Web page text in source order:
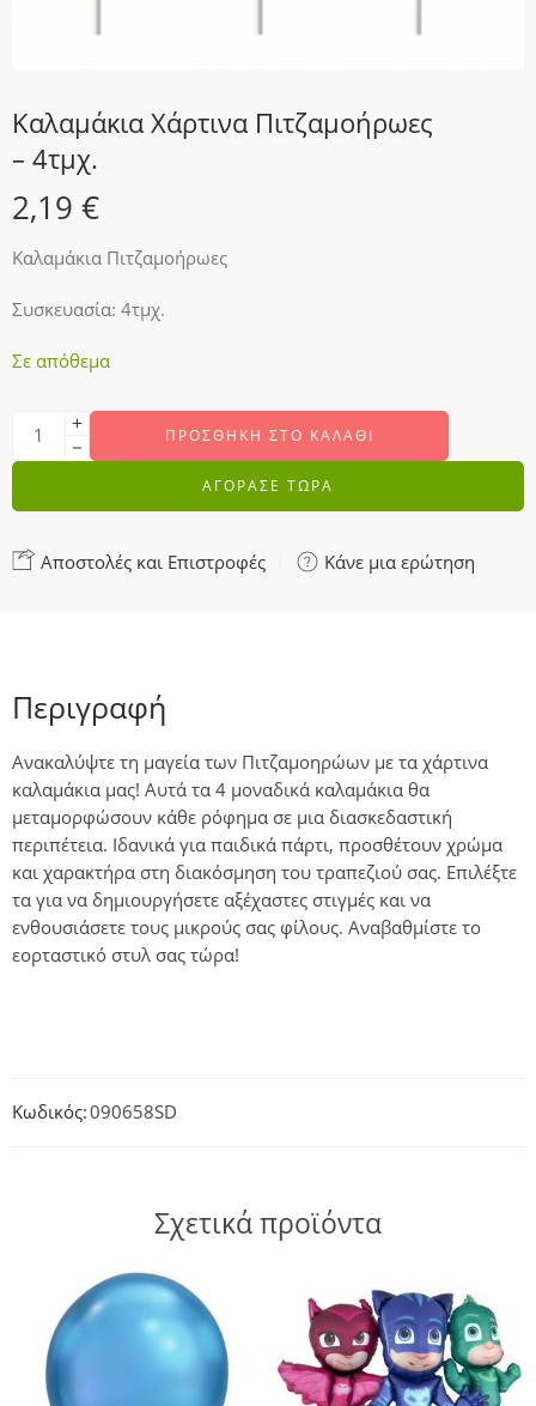
Καλαμάκια Χάρτινα Πιτζαμοήρωες
– 4τμχ.
2,19 €
Καλαμάκια Πιτζαμοήρωες
Συσκευασία: 4τμχ.
Σε απόθεμα
ΠΡΟΣΘΉΚΗ ΣΤΟ ΚΑΛΆΘΙ
ΑΓΟΡΑΣΕ ΤΩΡΑ
Αποστολές και Επιστροφές Κάνε μια ερώτηση
Περιγραφή
Ανακαλύψτε τη μαγεία των Πιτζαμοηρώων με τα χάρτινα
καλαμάκια μας! Αυτά τα 4 μοναδικά καλαμάκια θα
μεταμορφώσουν κάθε ρόφημα σε μια διασκεδαστική
περιπέτεια. Ιδανικά για παιδικά πάρτι, προσθέτουν χρώμα
και χαρακτήρα στη διακόσμηση του τραπεζιού σας. Επιλέξτε
τα για να δημιουργήσετε αξέχαστες στιγμές και να
ενθουσιάσετε τους μικρούς σας φίλους. Αναβαθμίστε το
εορταστικό στυλ σας τώρα!
Κωδικός:090658SD
Σχετικά προϊόντα